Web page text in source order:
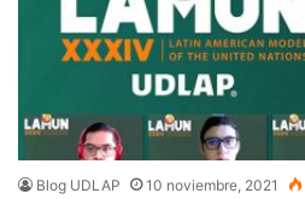
Blog UDLAP 10 noviembre, 2021